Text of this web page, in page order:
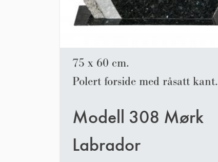
75 x 60 cm.
Polert forside med råsatt kant.
Modell 308 Mørk
Labrador